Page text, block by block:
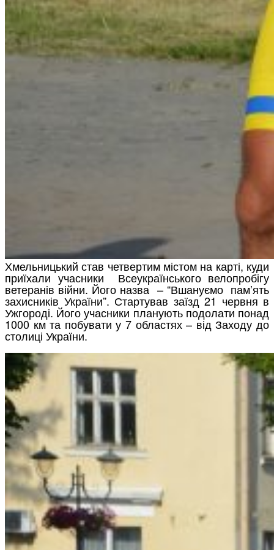
Хмельницький став четвертим містом на карті, куди
приїхали учасники Всеукраїнського велопробігу
ветеранів війни. Його назва – “Вшануємо пам’ять
захисників України”. Стартував заїзд 21 червня в
Ужгороді. Його учасники планують подолати понад
1000 км та побувати у 7 областях – від Заходу до
столиці України.